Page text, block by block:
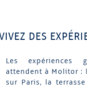
DES
Les expériences
attendent à Molitor :
sur Paris, la